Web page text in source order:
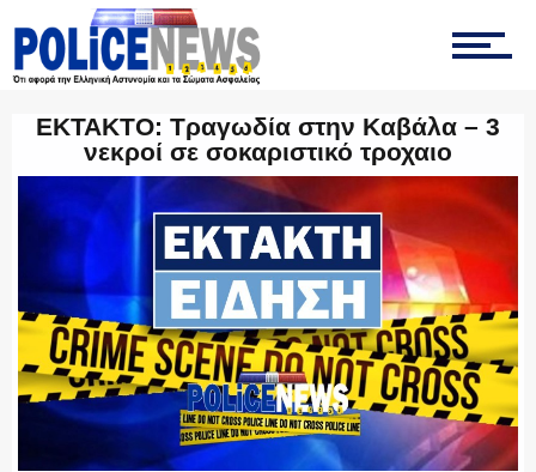
ΤΡΟΧΑΙΑ
ΟΜΑΔΑ “Ζ”
ΕΚΑΜ
ΕΚΤΑΚΤΟ: Τραγωδία στην Καβάλα – 3
νεκροί σε σοκαριστικό τροχαιο